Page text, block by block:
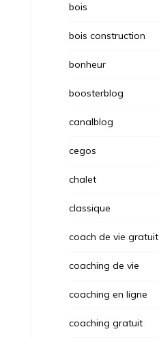
bois
bois construction
bonheur
boosterblog
canalblog
cegos
chalet
classique
coach de vie gratuit
coaching de vie
coaching en ligne
coaching gratuit